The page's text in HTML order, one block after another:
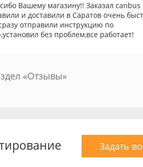
Вашему магазину!! Заказал canbus
и доставили в Саратов очень
отправили инструкцию по
без проблем,все работает!
«Отзывы»
Задать